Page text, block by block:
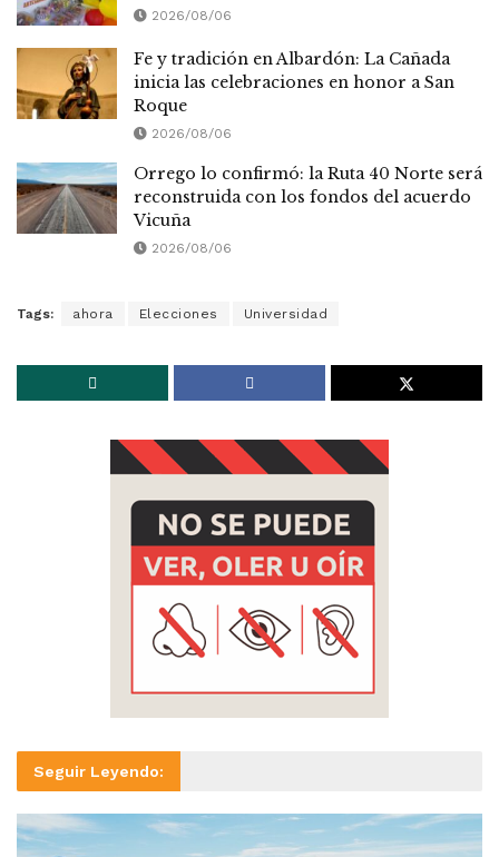
2026/08/06
Fe y tradición en Albardón: La Cañada
inicia las celebraciones en honor a San
Roque
2026/08/06
Orrego lo confirmó: la Ruta 40 Norte será
reconstruida con los fondos del acuerdo
Vicuña
2026/08/06
Tags: ahora Elecciones Universidad
Seguir Leyendo: